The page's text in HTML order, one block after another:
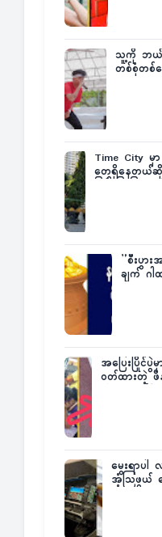
သူ့ကို ဘယ်
တစ်စုံတစ်
Time City
တွေရှိနေတယ်
”စီးပွာ
ချက် ဂ
အပြေးပြိုင်
ဝတ်ထားတဲ့ ဖိ
မွေးရာပ
အံ့သြဖွယ်